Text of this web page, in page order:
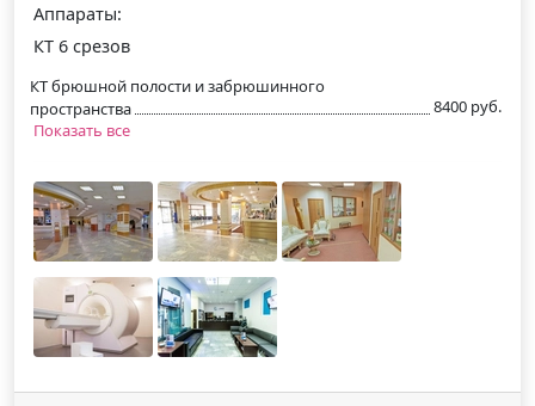
Аппараты:
КТ 6 срезов
КТ брюшной полости и забрюшинного
пространства
8400 руб.
Показать все